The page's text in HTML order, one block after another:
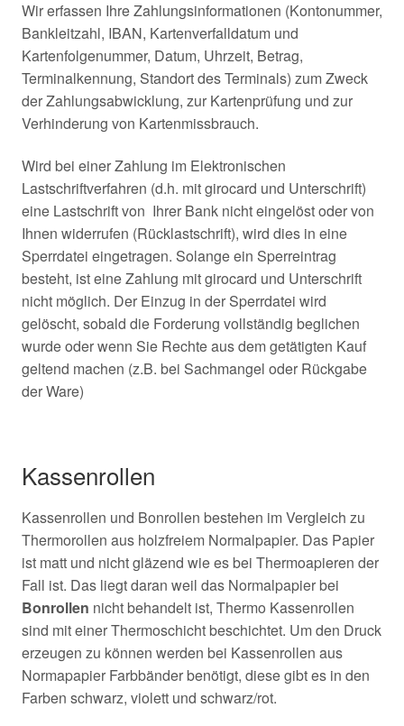
Wir erfassen Ihre Zahlungsinformationen (Kontonummer,
Bankleitzahl, IBAN, Kartenverfalldatum und
Kartenfolgenummer, Datum, Uhrzeit, Betrag,
Terminalkennung, Standort des Terminals) zum Zweck
der Zahlungsabwicklung, zur Kartenprüfung und zur
Verhinderung von Kartenmissbrauch.
Wird bei einer Zahlung im Elektronischen
Lastschriftverfahren (d.h. mit girocard und Unterschrift)
eine Lastschrift von Ihrer Bank nicht eingelöst oder von
Ihnen widerrufen (Rücklastschrift), wird dies in eine
Sperrdatei eingetragen. Solange ein Sperreintrag
besteht, ist eine Zahlung mit girocard und Unterschrift
nicht möglich. Der Einzug in der Sperrdatei wird
gelöscht, sobald die Forderung vollständig beglichen
wurde oder wenn Sie Rechte aus dem getätigten Kauf
geltend machen (z.B. bei Sachmangel oder Rückgabe
der Ware)
Kassenrollen
Kassenrollen und Bonrollen bestehen im Vergleich zu
Thermorollen aus holzfreiem Normalpapier. Das Papier
ist matt und nicht gläzend wie es bei Thermoapieren der
Fall ist. Das liegt daran weil das Normalpapier bei
Bonrollen nicht behandelt ist, Thermo Kassenrollen
sind mit einer Thermoschicht beschichtet. Um den Druck
erzeugen zu können werden bei Kassenrollen aus
Normapapier Farbbänder benötigt, diese gibt es in den
Farben schwarz, violett und schwarz/rot.